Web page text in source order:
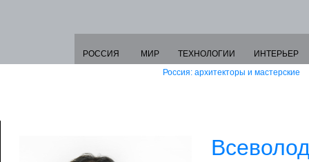
РОССИЯ МИР ТЕХНОЛОГИИ
ИНТЕРЬЕР
Россия: архитекторы и мастерские